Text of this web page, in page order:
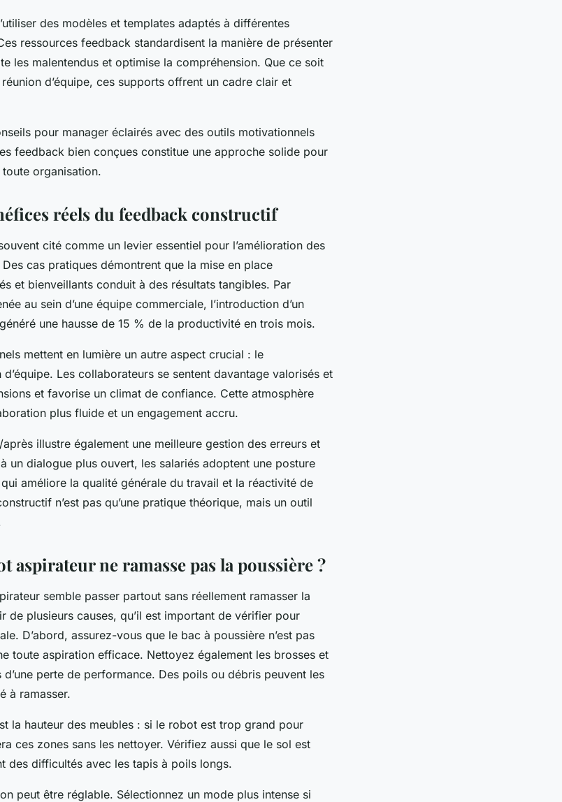
des modèles et templates adaptés à différentes
ressources feedback standardisent la manière de présenter
les malentendus et optimise la compréhension. Que ce soit
d’équipe, ces supports offrent un cadre clair et
pour manager éclairés avec des outils motivationnels
feedback bien conçues constitue une approche solide pour
organisation.
réels du feedback constructif
cité comme un levier essentiel pour l’amélioration des
cas pratiques démontrent que la mise en place
et bienveillants conduit à des résultats tangibles. Par
au sein d’une équipe commerciale, l’introduction d’un
une hausse de 15 % de la productivité en trois mois.
mettent en lumière un autre aspect crucial : le
Les collaborateurs se sentent davantage valorisés et
et favorise un climat de confiance. Cette atmosphère
plus fluide et un engagement accru.
après illustre également une meilleure gestion des erreurs et
un dialogue plus ouvert, les salariés adoptent une posture
améliore la qualité générale du travail et la réactivité de
n’est pas qu’une pratique théorique, mais un outil
aspirateur ne ramasse pas la poussière ?
semble passer partout sans réellement ramasser la
de plusieurs causes, qu’il est important de vérifier pour
D’abord, assurez-vous que le bac à poussière n’est pas
toute aspiration efficace. Nettoyez également les brosses et
perte de performance. Des poils ou débris peuvent les
à ramasser.
la hauteur des meubles : si le robot est trop grand pour
ces zones sans les nettoyer. Vérifiez aussi que le sol est
des difficultés avec les tapis à poils longs.
peut être réglable. Sélectionnez un mode plus intense si